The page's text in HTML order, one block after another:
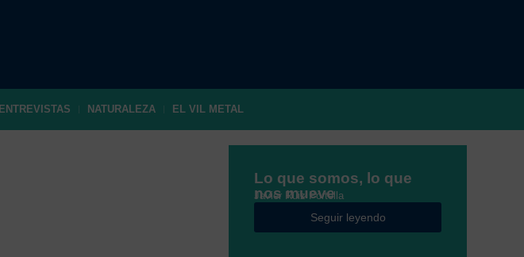
ENTREVISTAS NATURALEZA EL VIL METAL
Lo que somos, lo que
nos mueve
Javier Ruiz Portella
Seguir leyendo